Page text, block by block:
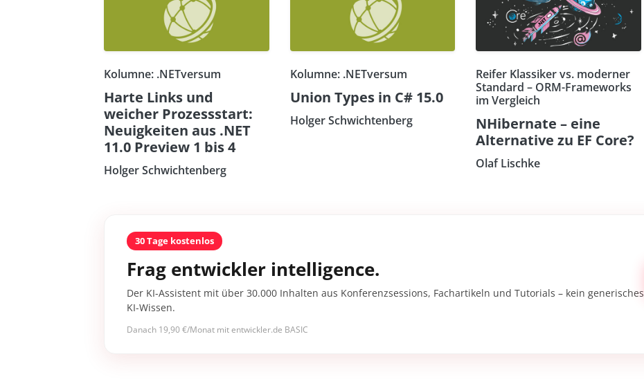
Kolumne: .NETversum
Harte Links und
weicher Prozessstart:
Neuigkeiten aus .NET
11.0 Preview 1 bis 4
Holger Schwichtenberg
Kolumne: .NETversum
Union Types in C# 15.0
Holger Schwichtenberg
Reifer Klassiker vs. moderner
Standard – ORM-Frameworks
im Vergleich
NHibernate – eine
Alternative zu EF Core?
Olaf Lischke
30 Tage kostenlos
Frag entwickler intelligence.
Der KI-Assistent mit über 30.000 Inhalten aus Konferenzsessions, Fachartikeln und Tutorials – kein generisches
KI-Wissen.
Danach 19,90 €/Monat mit entwickler.de BASIC